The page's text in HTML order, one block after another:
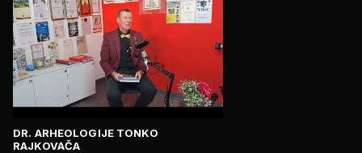
DR. ARHEOLOGIJE TONKO
RAJKOVAČA